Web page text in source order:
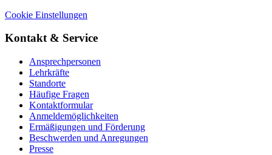
Cookie Einstellungen
Kontakt & Service
Ansprechpersonen
Lehrkräfte
Standorte
Häufige Fragen
Kontaktformular
Anmeldemöglichkeiten
Ermäßigungen und Förderung
Beschwerden und Anregungen
Presse